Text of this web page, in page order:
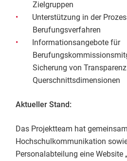
Zielgruppen
Unterstützung in der
Berufungsverfahren
Informationsangebote für
Sicherung von
Querschnittsdimensionen
Aktueller Stand:
Das Projektteam hat
Hochschulkommunikation
Personalabteilung eine Website „